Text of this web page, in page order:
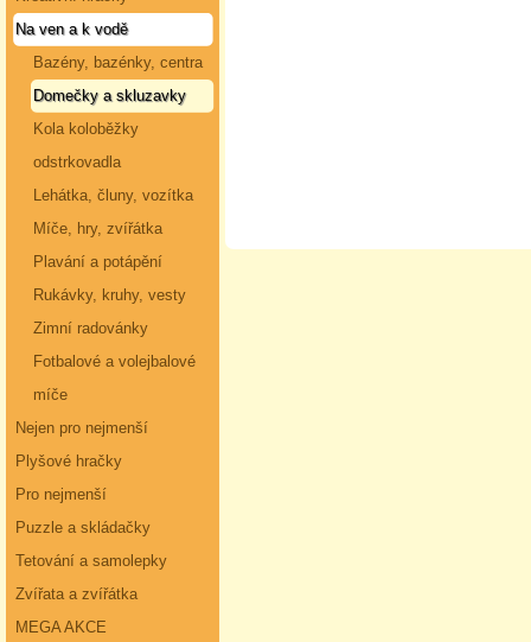
Na ven a k vodě
Bazény, bazénky, centra
Domečky a skluzavky
Kola koloběžky
odstrkovadla
Lehátka, čluny, vozítka
Míče, hry, zvířátka
Plavání a potápění
Rukávky, kruhy, vesty
Zimní radovánky
Fotbalové a volejbalové
míče
Nejen pro nejmenší
Plyšové hračky
Pro nejmenší
Puzzle a skládačky
Tetování a samolepky
Zvířata a zvířátka
MEGA AKCE